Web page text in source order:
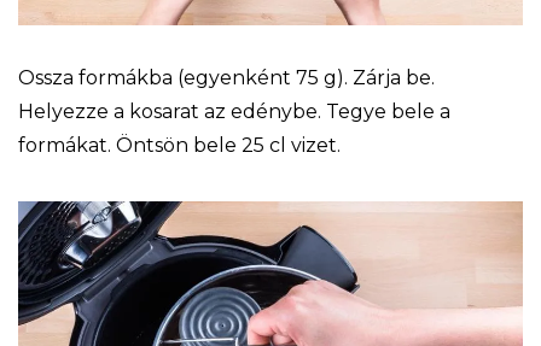
Ossza formákba (egyenként 75 g). Zárja be.
Helyezze a kosarat az edénybe. Tegye bele a
formákat. Öntsön bele 25 cl vizet.